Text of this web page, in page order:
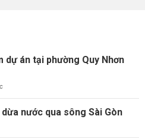
dự án tại phường Quy Nhơn
nước qua sông Sài Gòn